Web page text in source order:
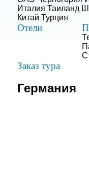
Италия Таиланд
Китай Турция
Отели
Заказ тура
Германия